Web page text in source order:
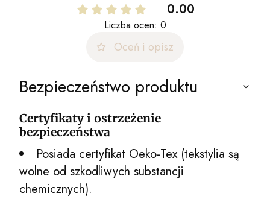
0.00
Liczba ocen: 0
Oceń i opisz
Bezpieczeństwo produktu
Certyfikaty i ostrzeżenie
bezpieczeństwa
Posiada certyfikat Oeko-Tex (tekstylia są
wolne od szkodliwych substancji
chemicznych).